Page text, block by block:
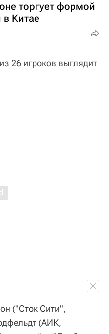
торгует формой
Китае
26 игроков выглядит
("Сток Сити",
(АИК,